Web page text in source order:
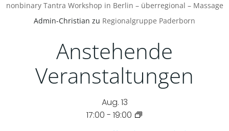
nonbinary Tantra Workshop in Berlin – überregional – Massage
Admin-Christian zu Regionalgruppe Paderborn
Anstehende
Veranstaltungen
Aug. 13
17:00 - 19:00